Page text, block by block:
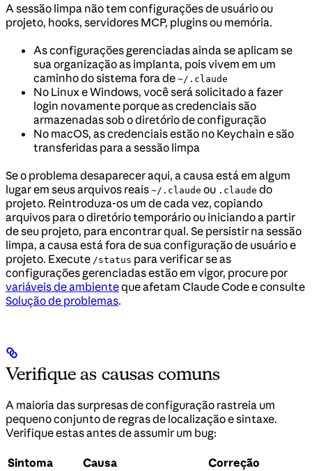
A sessão limpa não tem configurações de usuário ou
projeto, hooks, servidores MCP, plugins ou memória.
As configurações gerenciadas ainda se aplicam se
sua organização as implanta, pois vivem em um
caminho do sistema fora de ~/.claude
No Linux e Windows, você será solicitado a fazer
login novamente porque as credenciais são
armazenadas sob o diretório de configuração
No macOS, as credenciais estão no Keychain e são
transferidas para a sessão limpa
Se o problema desaparecer aqui, a causa está em algum
lugar em seus arquivos reais ~/.claude ou .claude do
projeto. Reintroduza-os um de cada vez, copiando
arquivos para o diretório temporário ou iniciando a partir
de seu projeto, para encontrar qual. Se persistir na sessão
limpa, a causa está fora de sua configuração de usuário e
projeto. Execute /status para verificar se as
configurações gerenciadas estão em vigor, procure por
variáveis de ambienteque afetam Claude Code e consulte
Solução de problemas.
Verifique as causas comuns
A maioria das surpresas de configuração rastreia um
pequeno conjunto de regras de localização e sintaxe.
Verifique estas antes de assumir um bug:
Sintoma Causa Correção